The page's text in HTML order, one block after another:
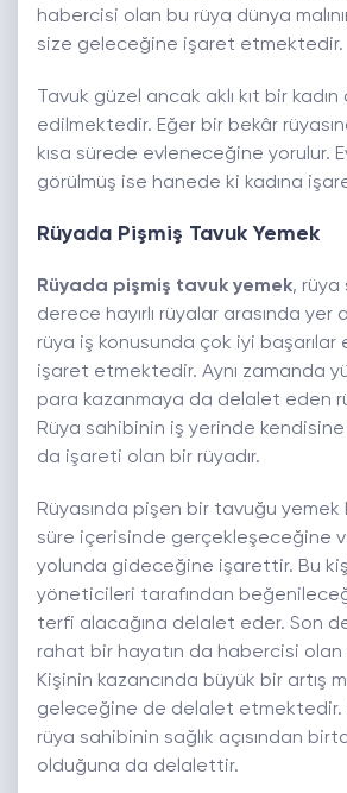
habercisi olan bu rüya dünya
size geleceğine işaret etmektedir.
Tavuk güzel ancak aklı kıt bir
edilmektedir. Eğer bir bekâr
kısa sürede evleneceğine yorulur.
görülmüş ise hanede ki kadına
Rüyada Pişmiş Tavuk Yemek
Rüyada pişmiş tavuk yemek, rüya
derece hayırlı rüyalar arasında yer
rüya iş konusunda çok iyi
işaret etmektedir. Aynı zamanda
para kazanmaya da delalet eden
Rüya sahibinin iş yerinde kendisine
da işareti olan bir rüyadır.
Rüyasında pişen bir tavuğu yemek
süre içerisinde gerçekleşeceğine
yolunda gideceğine işarettir. Bu
yöneticileri tarafından
terfi alacağına delalet eder. Son
rahat bir hayatın da habercisi olan
Kişinin kazancında büyük bir artış
geleceğine de delalet etmektedir.
rüya sahibinin sağlık açısından
olduğuna da delalettir.